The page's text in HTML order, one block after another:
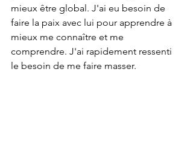
mieux être global. J'ai eu besoin de
faire la paix avec lui pour apprendre à
mieux me connaître et me
comprendre. J'ai rapidement ressenti
le besoin de me faire masser.